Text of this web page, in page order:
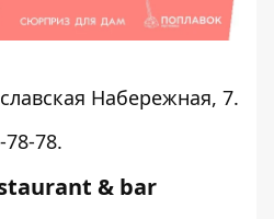
Набережная, 7.
78-78.
& bar